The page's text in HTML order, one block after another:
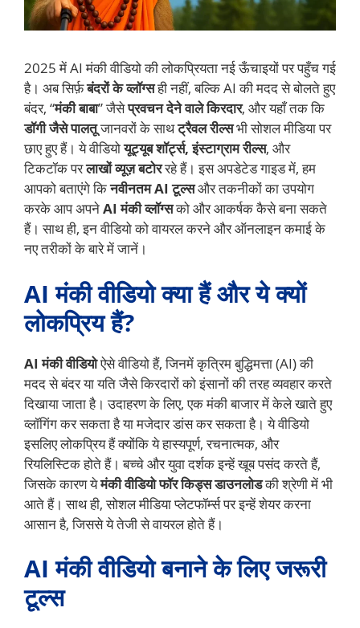
2025 में AI मंकी वीडियो की लोकप्रियता नई ऊँचाइयों पर पहुँच गई
है। अब सिर्फ़बंदरों के व्लॉग्सही नहीं, बल्कि AI की मदद से बोलते हुए
बंदर, “मंकी बाबा” जैसेप्रवचन देने वाले किरदार, और यहाँ तक कि
डॉगी जैसे पालतूजानवरों के साथट्रैवल रील्सभी सोशल मीडिया पर
छाए हुए हैं। ये वीडियोयूट्यूब शॉर्ट्स, इंस्टाग्राम रील्स, और
टिकटॉक परलाखों व्यूज़ बटोररहे हैं। इस अपडेटेड गाइड में, हम
आपको बताएंगे किनवीनतम AI टूल्सऔर तकनीकों का उपयोग
करके आप अपनेAI मंकी व्लॉग्सको और आकर्षक कैसे बना सकते
हैं। साथ ही, इन वीडियो को वायरल करने और ऑनलाइन कमाई के
नए तरीकों के बारे में जानें।
AI मंकी वीडियो क्या हैं और ये क्यों
लोकप्रिय हैं?
AI मंकी वीडियोऐसे वीडियो हैं, जिनमें कृत्रिम बुद्धिमत्ता (AI) की
मदद से बंदर या यति जैसे किरदारों को इंसानों की तरह व्यवहार करते
दिखाया जाता है। उदाहरण के लिए, एक मंकी बाजार में केले खाते हुए
व्लॉगिंग कर सकता है या मजेदार डांस कर सकता है। ये वीडियो
इसलिए लोकप्रिय हैं क्योंकि ये हास्यपूर्ण, रचनात्मक, और
रियलिस्टिक होते हैं। बच्चे और युवा दर्शक इन्हें खूब पसंद करते हैं,
जिसके कारण येमंकी वीडियो फॉर किड्स डाउनलोडकी श्रेणी में भी
आते हैं। साथ ही, सोशल मीडिया प्लेटफॉर्म्स पर इन्हें शेयर करना
आसान है, जिससे ये तेजी से वायरल होते हैं।
AI मंकी वीडियो बनाने के लिए जरूरी
टूल्स